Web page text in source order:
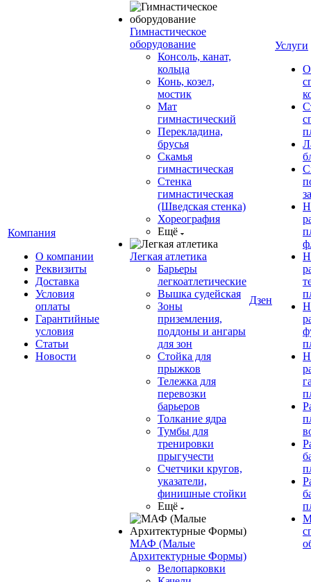
Компания
О компании
Реквизиты
Доставка
Условия
оплаты
Гарантийные
условия
Статьи
Новости
Гимнастическое
оборудование
Консоль, канат,
кольца
Конь, козел,
мостик
Мат
гимнастический
Перекладина,
брусья
Скамья
гимнастическая
Стенка
гимнастическая
(Шведская стенка)
Хореография
Ещё
Легкая атлетика
Барьеры
легкоатлетические
Вышка судейская
Зоны
приземления,
поддоны и ангары
для зон
Стойка для
прыжков
Тележка для
перевозки
барьеров
Толкание ядра
Тумбы для
тренировки
прыгучести
Счетчики кругов,
указатели,
финишные стойки
Ещё
МАФ (Малые
Архитектурные Формы)
Велопарковки
Дзен
Услуги